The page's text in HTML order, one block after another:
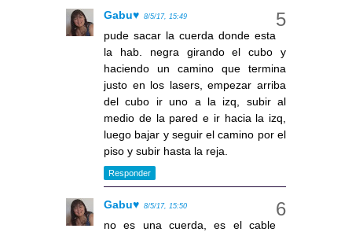
Gabu♥ 8/5/17, 15:49
pude sacar la cuerda donde esta
la hab. negra girando el cubo y
haciendo un camino que termina
justo en los lasers, empezar arriba
del cubo ir uno a la izq, subir al
medio de la pared e ir hacia la izq,
luego bajar y seguir el camino por el
piso y subir hasta la reja.
Responder
Gabu♥ 8/5/17, 15:50
no es una cuerda, es el cable